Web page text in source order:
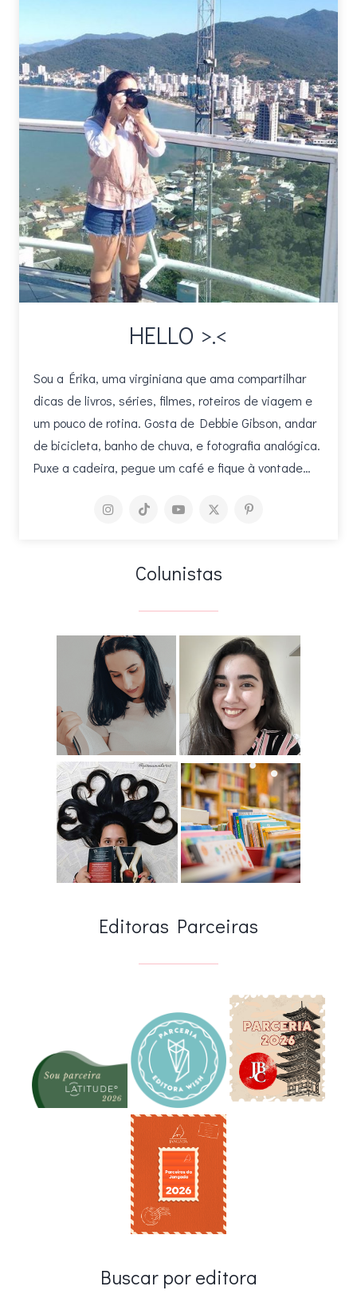
NOVO
THRILLER
DE
JANE
HARPER
HELLO >.<
Sou a Érika, uma virginiana que ama compartilhar
dicas de livros, séries, filmes, roteiros de viagem e
um pouco de rotina. Gosta de Debbie Gibson, andar
de bicicleta, banho de chuva, e fotografia analógica.
Puxe a cadeira, pegue um café e fique à vontade…
Colunistas
Editoras Parceiras
Buscar por editora